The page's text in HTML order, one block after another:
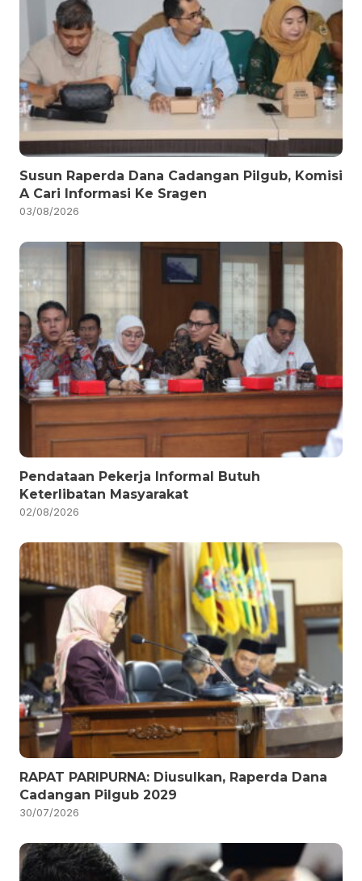
Susun Raperda Dana Cadangan Pilgub, Komisi
A Cari Informasi Ke Sragen
03/08/2026
Pendataan Pekerja Informal Butuh
Keterlibatan Masyarakat
02/08/2026
RAPAT PARIPURNA: Diusulkan, Raperda Dana
Cadangan Pilgub 2029
30/07/2026